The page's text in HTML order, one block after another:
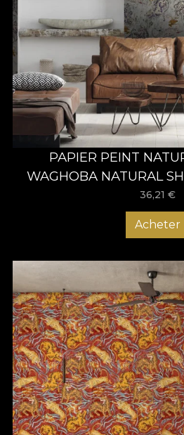
PAPIER PEINT
WAGHOBA NATURAL
36,21 €
Acheter